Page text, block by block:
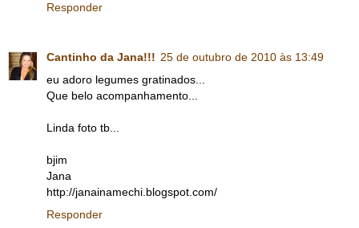
Responder
Cantinho da Jana!!! 25 de outubro de 2010 às 13:49
eu adoro legumes gratinados...
Que belo acompanhamento...
Linda foto tb...
bjim
Jana
http://janainamechi.blogspot.com/
Responder